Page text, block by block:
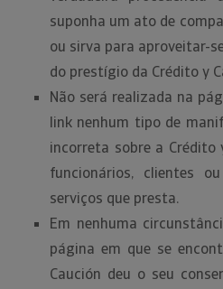
suponha um ato de
ou sirva para aproveitar-
do prestígio da Crédito y
Não será realizada na
link nenhum tipo de
incorreta sobre a Crédito
funcionários, clientes
serviços que presta.
Em nenhuma
página em que se
Caución deu o seu